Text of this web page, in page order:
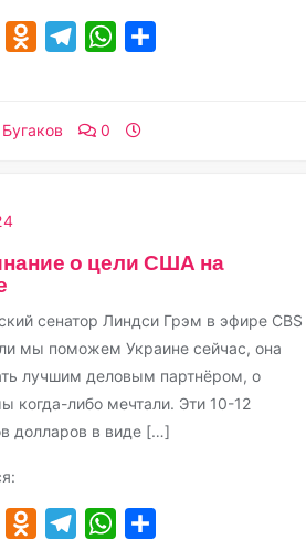
VK Odnoklassniki
TelegramWhatsApp
0
о цели США на
сенатор Линдси Грэм в эфире CBS
мы поможем Украине сейчас, она
лучшим деловым партнёром, о
когда-либо мечтали. Эти 10-12
долларов в виде […]
VK Odnoklassniki
TelegramWhatsApp